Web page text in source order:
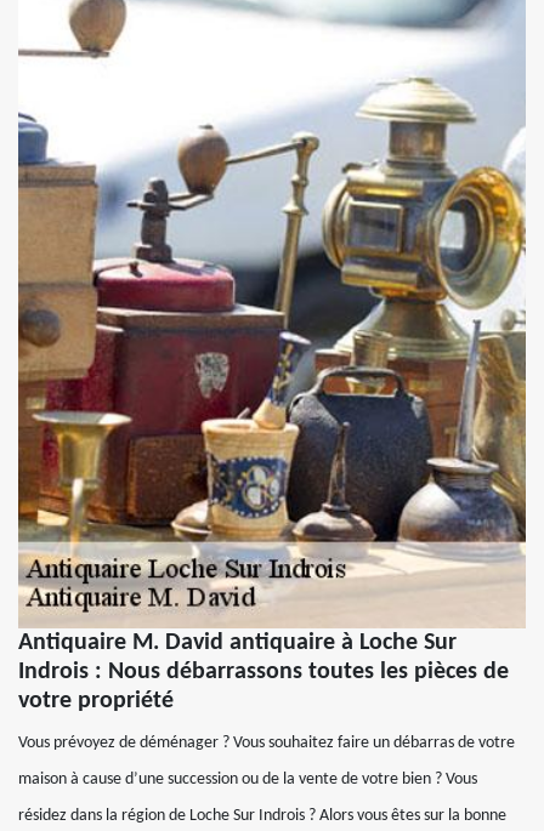
Antiquaire M. David antiquaire à Loche Sur
Indrois : Nous débarrassons toutes les pièces de
votre propriété
Vous prévoyez de déménager ? Vous souhaitez faire un débarras de votre
maison à cause d’une succession ou de la vente de votre bien ? Vous
résidez dans la région de Loche Sur Indrois ? Alors vous êtes sur la bonne